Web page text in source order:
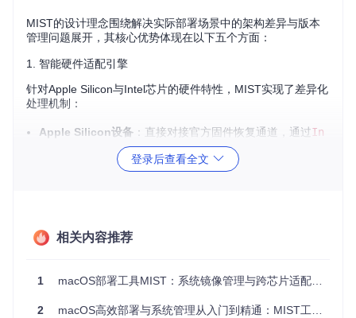
MIST的设计理念围绕解决实际部署场景中的架构差异与版本
管理问题展开，其核心优势体现在以下五个方面：
1. 智能硬件适配引擎
针对Apple Silicon与Intel芯片的硬件特性，MIST实现了差异化
处理机制：
Apple Silicon设备 ：直接对接官方固件恢复通道，通过In
stallMediaCreator模块验证SHA-1校验和，确保恢复文
内置四套软件更新目录源，满足不同用户需求：
AppleSeed开发者预览通道（需开发者账号授权）
企业定制化目录（支持私有镜像源配置）
登录后查看全文
相关内容推荐
1 macOS部署工具MIST：系统镜像管理与跨芯片适配解决方案
2 macOS高效部署与系统管理从入门到精通：MIST工具全解析